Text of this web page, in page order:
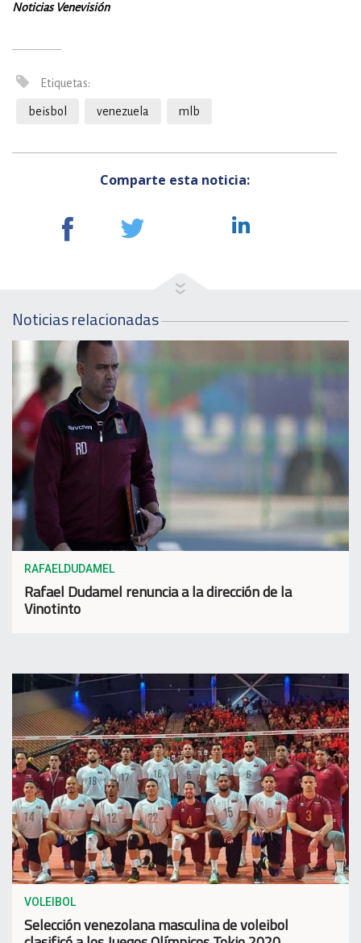
Noticias Venevisión
Etiquetas:
beisbol venezuela mlb
Comparte esta noticia:
Noticias relacionadas
RAFAELDUDAMEL
Rafael Dudamel renuncia a la dirección de la
Vinotinto
VOLEIBOL
Selección venezolana masculina de voleibol